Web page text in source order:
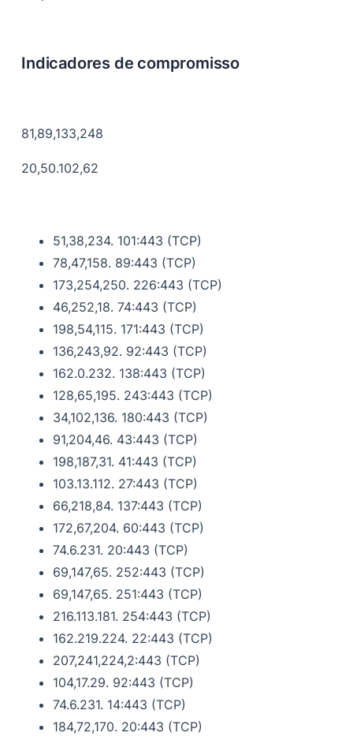
Indicadores de compromisso
81,89,133,248
20,50.102,62
51,38,234. 101:443 (TCP)
78,47,158. 89:443 (TCP)
173,254,250. 226:443 (TCP)
46,252,18. 74:443 (TCP)
198,54,115. 171:443 (TCP)
136,243,92. 92:443 (TCP)
162.0.232. 138:443 (TCP)
128,65,195. 243:443 (TCP)
34,102,136. 180:443 (TCP)
91,204,46. 43:443 (TCP)
198,187,31. 41:443 (TCP)
103.13.112. 27:443 (TCP)
66,218,84. 137:443 (TCP)
172,67,204. 60:443 (TCP)
74.6.231. 20:443 (TCP)
69,147,65. 252:443 (TCP)
69,147,65. 251:443 (TCP)
216.113.181. 254:443 (TCP)
162.219.224. 22:443 (TCP)
207,241,224,2:443 (TCP)
104,17.29. 92:443 (TCP)
74.6.231. 14:443 (TCP)
184,72,170. 20:443 (TCP)